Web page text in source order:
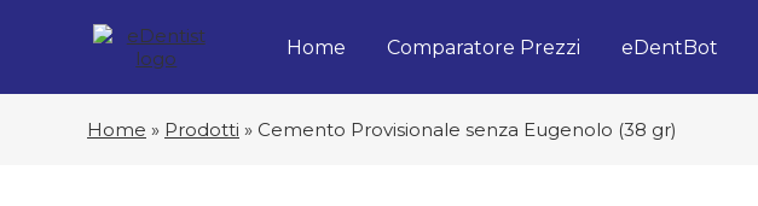
Home Comparatore Prezzi eDentBot
Home » Prodotti » Cemento Provisionale senza Eugenolo (38 gr)